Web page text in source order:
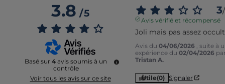
3.8/5
Basé sur 4 avis soumis à un
contrôle
Voir tous les avis sur ce site
3/
Avis vérifié et récompensé
Joli mais pas assez
Avis du 04/06/2026
, suite à
expérience du 02/04/2026
Tristan A.
Utile(0) Signaler